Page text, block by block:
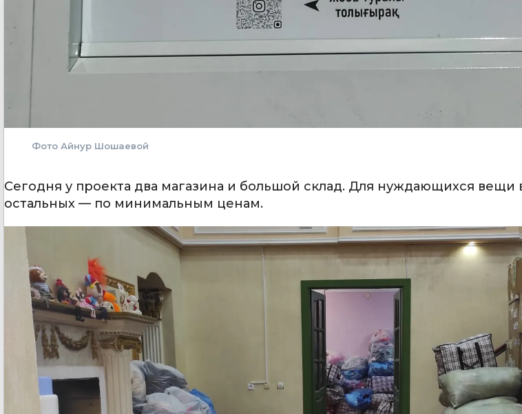
Фото Айнур Шошаевой
Сегодня у проекта два магазина и большой склад. Для нуждающихся вещи
остальных — по минимальным ценам.